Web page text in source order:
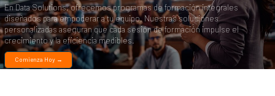
En Data Solutions, ofrecemos programas de formación integrales
diseñados para empoderar a tu equipo. Nuestras soluciones
personalizadas aseguran que cada sesión de formación impulse el
crecimiento y la eficiencia medibles.
Comienza Hoy →